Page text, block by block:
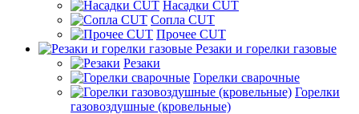
Насадки CUT
Сопла CUT
Прочее CUT
Резаки и горелки газовые
Резаки
Горелки сварочные
Горелки
газовоздушные (кровельные)